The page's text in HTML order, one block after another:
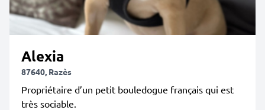
Alexia
87640, Razès
Propriétaire d’un petit bouledogue français qui est
très sociable.